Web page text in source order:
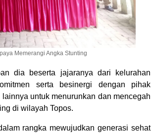
Memerangi Angka Stunting
dia beserta jajaranya dari kelurahan
serta besinergi dengan pihak
untuk menurunkan dan mencegah
di wilayah Topos.
rangka mewujudkan generasi sehat